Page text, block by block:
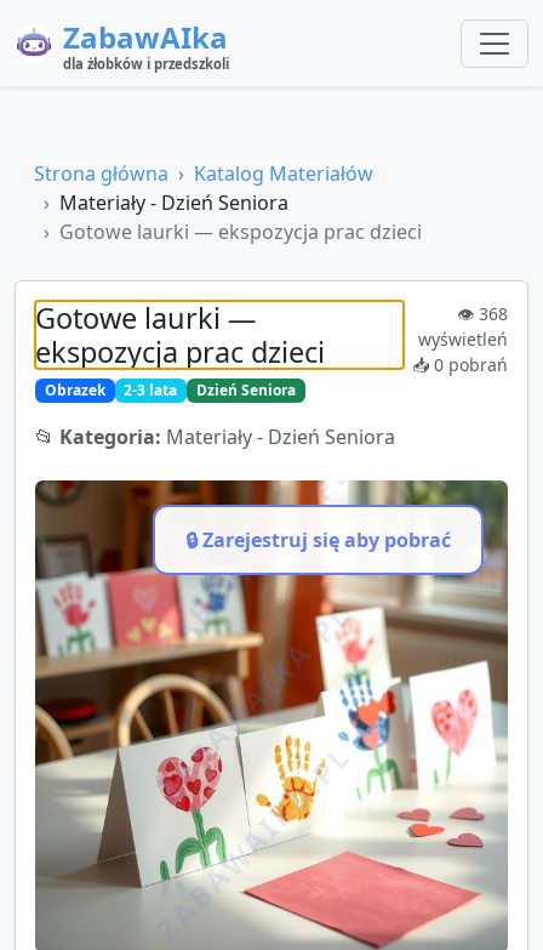
ZabawAIka
dla żłobków i przedszkoli
Strona główna
Katalog Materiałów
Materiały - Dzień Seniora
Gotowe laurki — ekspozycja prac dzieci
Gotowe laurki —
ekspozycja prac dzieci
Obrazek 2-3 lata Dzień Seniora
👁️ 368
wyświetleń
📥 0 pobrań
📂 Kategoria: Materiały - Dzień Seniora
ZABAWAIKA.PL
ZABAWAIKA.PL
ZABAWAIKA.PL
🔒 Zarejestruj się aby pobrać